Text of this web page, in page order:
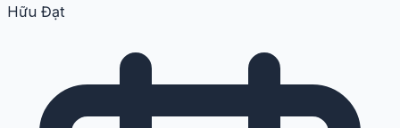
Hữu Đạt